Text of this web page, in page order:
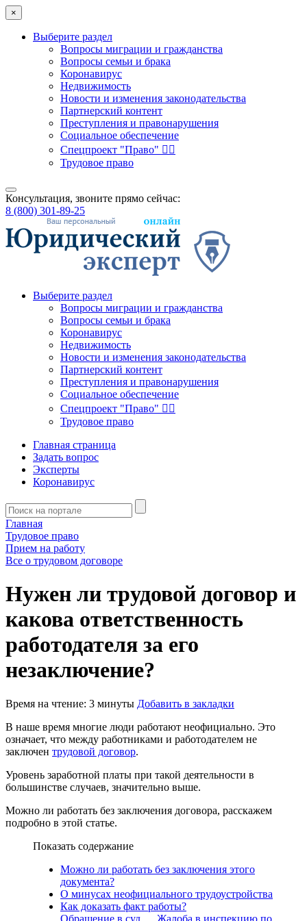
×
Выберите раздел
Вопросы миграции и гражданства
Вопросы семьи и брака
Коронавирус
Недвижимость
Новости и изменения законодательства
Партнерский контент
Преступления и правонарушения
Социальное обеспечение
Спецпроект "Право" 👮‍♂️
Трудовое право
Консультация, звоните прямо сейчас:
8 (800) 301-89-25
Выберите раздел
Вопросы миграции и гражданства
Вопросы семьи и брака
Коронавирус
Недвижимость
Новости и изменения законодательства
Партнерский контент
Преступления и правонарушения
Социальное обеспечение
Спецпроект "Право" 👮‍♂️
Трудовое право
Главная страница
Задать вопрос
Эксперты
Коронавирус
Главная
Трудовое право
Прием на работу
Все о трудовом договоре
Нужен ли трудовой договор и
какова ответственность
работодателя за его
незаключение?
Время на чтение: 3 минуты Добавить в закладки
В наше время многие люди работают неофициально. Это
означает, что между работниками и работодателем не
заключен трудовой договор.
Уровень заработной платы при такой деятельности в
большинстве случаев, значительно выше.
Можно ли работать без заключения договора, расскажем
подробно в этой статье.
Показать содержание
Можно ли работать без заключения этого
документа?
О минусах неофициального трудоустройства
Как доказать факт работы?
Обращение в суд
Жалоба в инспекцию по